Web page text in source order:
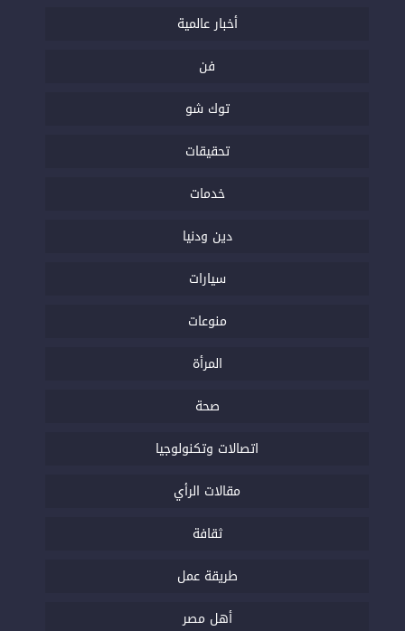
أخبار عالمية
فن
توك شو
تحقيقات
خدمات
دين ودنيا
سيارات
منوعات
المرأة
صحة
اتصالات وتكنولوجيا
مقالات الرأي
ثقافة
طريقة عمل
أهل مصر